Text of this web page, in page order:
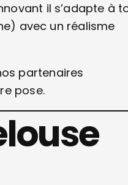
il s’adapte à
avec un réalisme
partenaires
pose.